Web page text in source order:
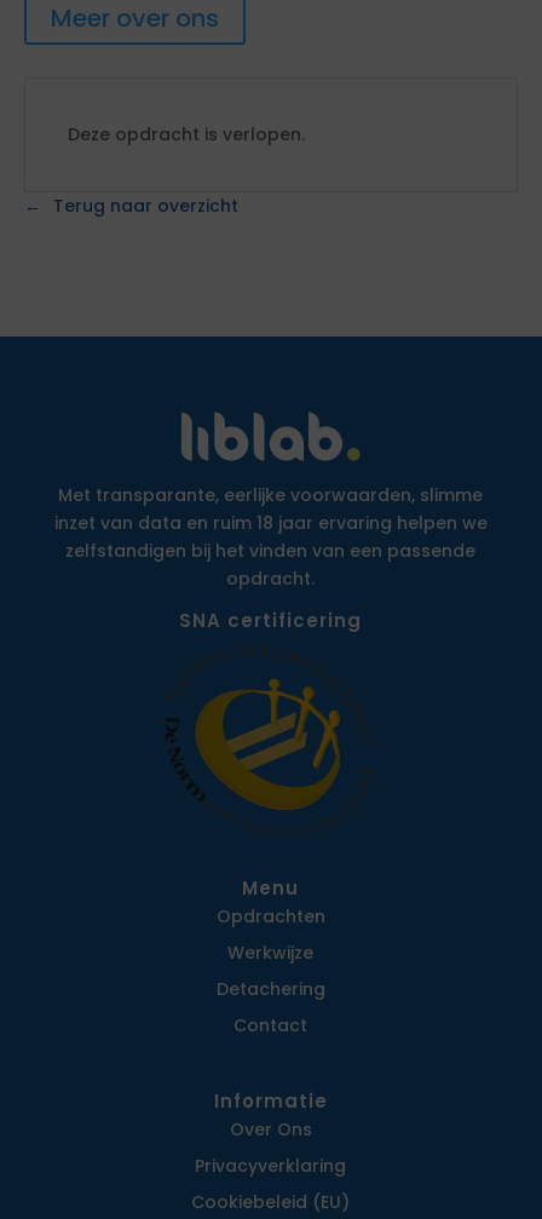
Meer over ons
Deze opdracht is verlopen.
Terug naar overzicht
Met transparante, eerlijke voorwaarden, slimme
inzet van data en ruim 18 jaar ervaring helpen we
zelfstandigen bij het vinden van een passende
opdracht.
SNA certificering
Menu
Opdrachten
Werkwijze
Detachering
Contact
Informatie
Over Ons
Privacy­verklaring
Cookiebeleid (EU)